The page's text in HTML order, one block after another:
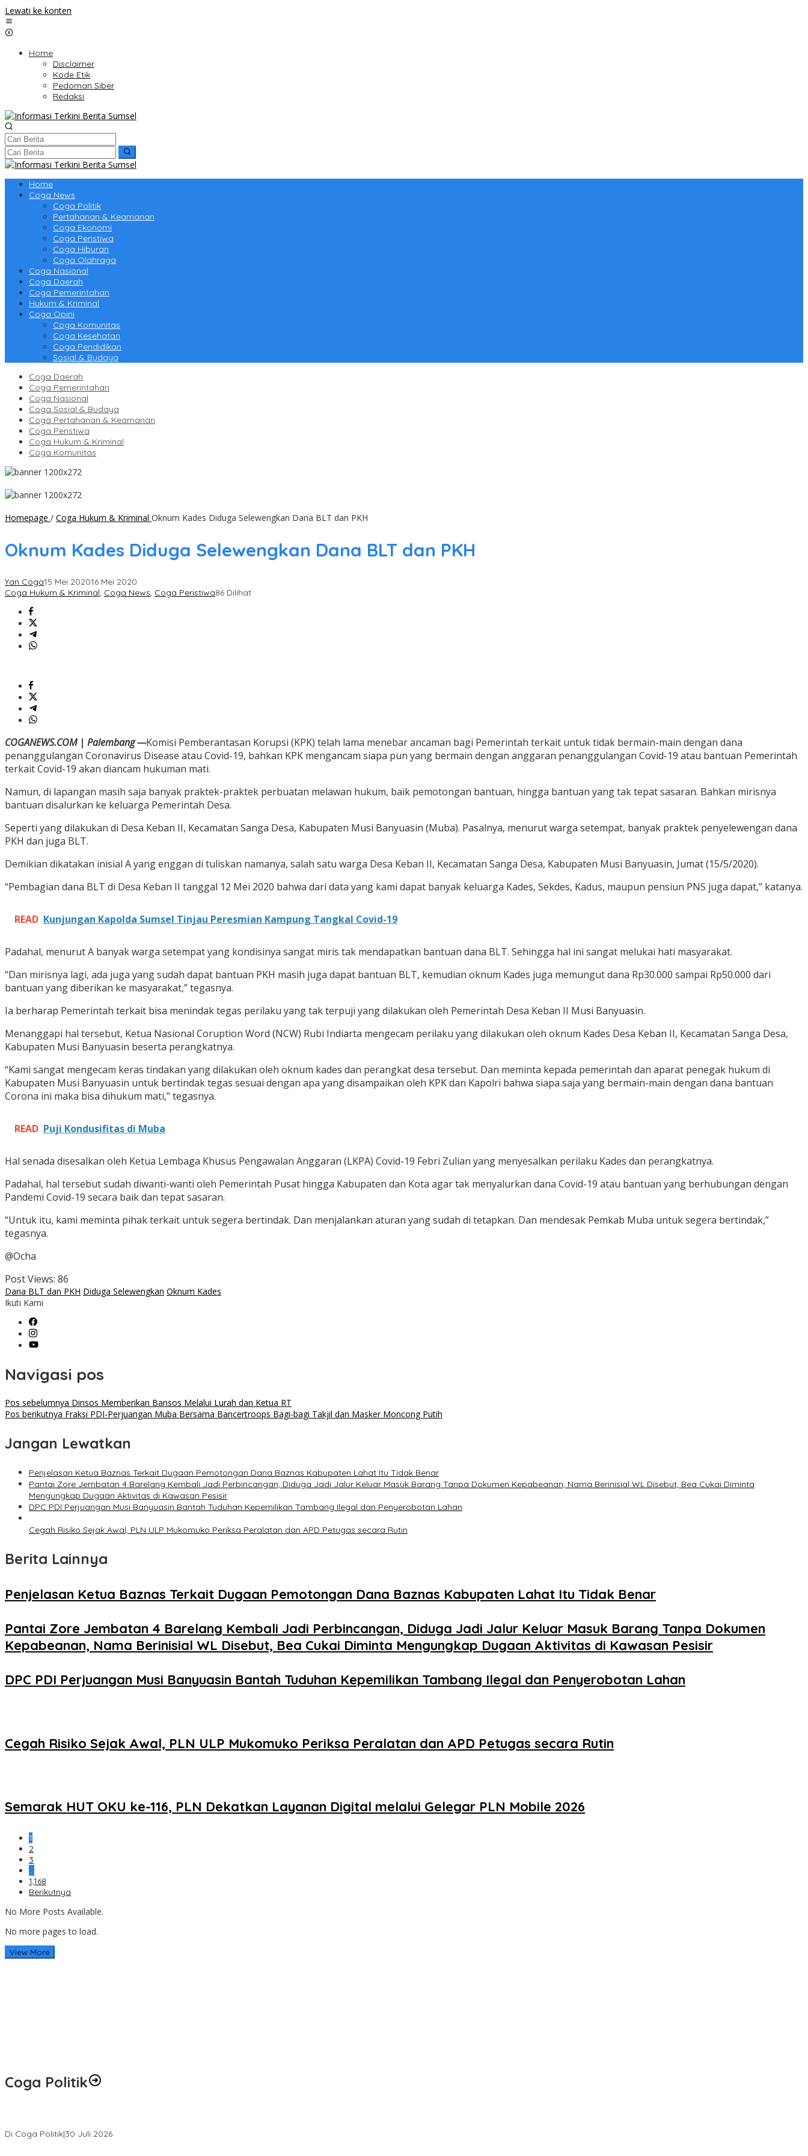
Lewati ke konten
Home
Disclaimer
Kode Etik
Pedoman Siber
Redaksi
Home
Coga News
Coga Politik
Pertahanan & Keamanan
Coga Ekonomi
Coga Peristiwa
Coga Hiburan
Coga Olahraga
Coga Nasional
Coga Daerah
Coga Pemerintahan
Hukum & Kriminal
Coga Opini
Coga Komunitas
Coga Kesehatan
Coga Pendidikan
Sosial & Budaya
Coga Daerah
Coga Pemerintahan
Coga Nasional
Coga Sosial & Budaya
Coga Pertahanan & Keamanan
Coga Peristiwa
Coga Hukum & Kriminal
Coga Komunitas
Homepage / Coga Hukum & Kriminal Oknum Kades Diduga Selewengkan Dana BLT dan PKH
Oknum Kades Diduga Selewengkan Dana BLT dan PKH
Yan Coga15 Mei 202016 Mei 2020
Coga Hukum & Kriminal, Coga News, Coga Peristiwa86 Dilihat
COGANEWS.COM | Palembang —Komisi Pemberantasan Korupsi (KPK) telah lama menebar ancaman bagi Pemerintah terkait untuk tidak bermain-main dengan dana
penanggulangan Coronavirus Disease atau Covid-19, bahkan KPK mengancam siapa pun yang bermain dengan anggaran penanggulangan Covid-19 atau bantuan Pemerintah
terkait Covid-19 akan diancam hukuman mati.
Namun, di lapangan masih saja banyak praktek-praktek perbuatan melawan hukum, baik pemotongan bantuan, hingga bantuan yang tak tepat sasaran. Bahkan mirisnya
bantuan disalurkan ke keluarga Pemerintah Desa.
Seperti yang dilakukan di Desa Keban II, Kecamatan Sanga Desa, Kabupaten Musi Banyuasin (Muba). Pasalnya, menurut warga setempat, banyak praktek penyelewengan dana
PKH dan juga BLT.
Demikian dikatakan inisial A yang enggan di tuliskan namanya, salah satu warga Desa Keban II, Kecamatan Sanga Desa, Kabupaten Musi Banyuasin, Jumat (15/5/2020).
“Pembagian dana BLT di Desa Keban II tanggal 12 Mei 2020 bahwa dari data yang kami dapat banyak keluarga Kades, Sekdes, Kadus, maupun pensiun PNS juga dapat,” katanya.
READ Kunjungan Kapolda Sumsel Tinjau Peresmian Kampung Tangkal Covid-19
Padahal, menurut A banyak warga setempat yang kondisinya sangat miris tak mendapatkan bantuan dana BLT. Sehingga hal ini sangat melukai hati masyarakat.
“Dan mirisnya lagi, ada juga yang sudah dapat bantuan PKH masih juga dapat bantuan BLT, kemudian oknum Kades juga memungut dana Rp30.000 sampai Rp50.000 dari
bantuan yang diberikan ke masyarakat,” tegasnya.
Ia berharap Pemerintah terkait bisa menindak tegas perilaku yang tak terpuji yang dilakukan oleh Pemerintah Desa Keban II Musi Banyuasin.
Menanggapi hal tersebut, Ketua Nasional Coruption Word (NCW) Rubi Indiarta mengecam perilaku yang dilakukan oleh oknum Kades Desa Keban II, Kecamatan Sanga Desa,
Kabupaten Musi Banyuasin beserta perangkatnya.
“Kami sangat mengecam keras tindakan yang dilakukan oleh oknum kades dan perangkat desa tersebut. Dan meminta kepada pemerintah dan aparat penegak hukum di
Kabupaten Musi Banyuasin untuk bertindak tegas sesuai dengan apa yang disampaikan oleh KPK dan Kapolri bahwa siapa saja yang bermain-main dengan dana bantuan
Corona ini maka bisa dihukum mati,” tegasnya.
READ Puji Kondusifitas di Muba
Hal senada disesalkan oleh Ketua Lembaga Khusus Pengawalan Anggaran (LKPA) Covid-19 Febri Zulian yang menyesalkan perilaku Kades dan perangkatnya.
Padahal, hal tersebut sudah diwanti-wanti oleh Pemerintah Pusat hingga Kabupaten dan Kota agar tak menyalurkan dana Covid-19 atau bantuan yang berhubungan dengan
Pandemi Covid-19 secara baik dan tepat sasaran.
“Untuk itu, kami meminta pihak terkait untuk segera bertindak. Dan menjalankan aturan yang sudah di tetapkan. Dan mendesak Pemkab Muba untuk segera bertindak,”
tegasnya.
@Ocha
Post Views: 86
Dana BLT dan PKH Diduga Selewengkan Oknum Kades
Ikuti Kami
Navigasi pos
Pos sebelumnya Dinsos Memberikan Bansos Melalui Lurah dan Ketua RT
Pos berikutnya Fraksi PDI-Perjuangan Muba Bersama Bancertroops Bagi-bagi Takjil dan Masker Moncong Putih
Jangan Lewatkan
Penjelasan Ketua Baznas Terkait Dugaan Pemotongan Dana Baznas Kabupaten Lahat Itu Tidak Benar
Pantai Zore Jembatan 4 Barelang Kembali Jadi Perbincangan, Diduga Jadi Jalur Keluar Masuk Barang Tanpa Dokumen Kepabeanan, Nama Berinisial WL Disebut, Bea Cukai Diminta
Mengungkap Dugaan Aktivitas di Kawasan Pesisir
DPC PDI Perjuangan Musi Banyuasin Bantah Tuduhan Kepemilikan Tambang Ilegal dan Penyerobotan Lahan
Cegah Risiko Sejak Awal, PLN ULP Mukomuko Periksa Peralatan dan APD Petugas secara Rutin
Berita Lainnya
Penjelasan Ketua Baznas Terkait Dugaan Pemotongan Dana Baznas Kabupaten Lahat Itu Tidak Benar
Pantai Zore Jembatan 4 Barelang Kembali Jadi Perbincangan, Diduga Jadi Jalur Keluar Masuk Barang Tanpa Dokumen
Kepabeanan, Nama Berinisial WL Disebut, Bea Cukai Diminta Mengungkap Dugaan Aktivitas di Kawasan Pesisir
DPC PDI Perjuangan Musi Banyuasin Bantah Tuduhan Kepemilikan Tambang Ilegal dan Penyerobotan Lahan
Cegah Risiko Sejak Awal, PLN ULP Mukomuko Periksa Peralatan dan APD Petugas secara Rutin
Semarak HUT OKU ke-116, PLN Dekatkan Layanan Digital melalui Gelegar PLN Mobile 2026
1
2
3
…
1,168
Berikutnya
No More Posts Available.
No more pages to load.
View More
Coga Politik
Di Coga Politik|30 Juli 2026